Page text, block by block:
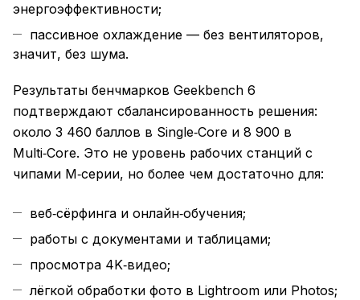
энергоэффективности;
пассивное охлаждение — без вентиляторов,
значит, без шума.
Результаты бенчмарков Geekbench 6
подтверждают сбалансированность решения:
около 3 460 баллов в Single‑Core и 8 900 в
Multi‑Core. Это не уровень рабочих станций с
чипами M‑серии, но более чем достаточно для:
веб‑сёрфинга и онлайн‑обучения;
работы с документами и таблицами;
просмотра 4K‑видео;
лёгкой обработки фото в Lightroom или Photos;